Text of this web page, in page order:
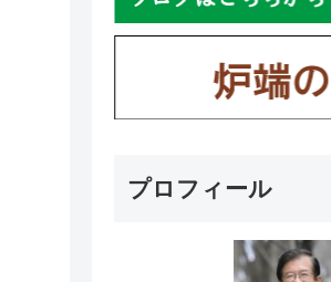
プロフィール